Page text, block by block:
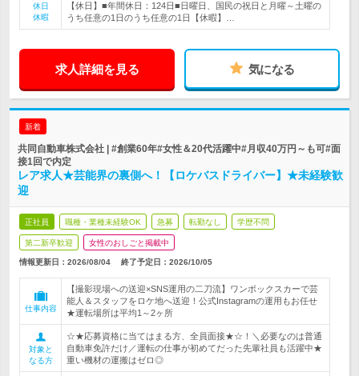
休日
休暇
【休日】■年間休日：124日■日曜日、国民の祝日と月曜～土曜の
うち任意の1日のうち任意の1日【休暇】…
求人詳細を見る 気になる
新着
共同自動車株式会社 | #創業60年#女性＆20代活躍中#月収40万円～も可#面
接1回で内定
レア求人★芸能界の裏側へ！【ロケバスドライバー】★未経験歓
迎
正社員 職種・業種未経験OK 急募 転勤なし 学歴不問
第二新卒歓迎 女性のおしごと掲載中
情報更新日：2026/08/04 終了予定日： 2026/10/05
仕事内容
【撮影現場への送迎×SNS運用の二刀流】ワンボックスカーで芸
能人＆スタッフをロケ地へ送迎！公式Instagramの運用もお任せ
★運転場所は平均1～2ヶ所
対象と
なる方
☆★応募資格に当てはまる方、全員面接★☆！＼必要なのは普通
自動車免許だけ／運転の仕事が初めてだった先輩社員も活躍中★
重い機材の運搬はゼロ◎